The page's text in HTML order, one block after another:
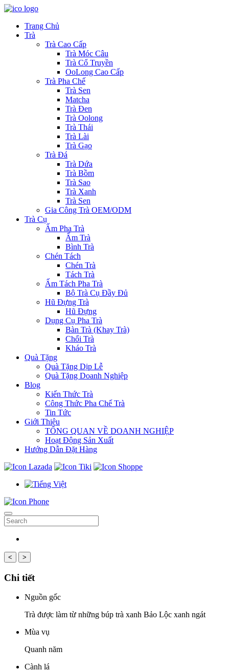
Trang Chủ
Trà
Trà Cao Cấp
Trà Móc Câu
Trà Cổ Truyền
OoLong Cao Cấp
Trà Pha Chế
Trà Sen
Matcha
Trà Đen
Trà Oolong
Trà Thái
Trà Lài
Trà Gạo
Trà Đá
Trà Dứa
Trà Bồm
Trà Sao
Trà Xanh
Trà Sen
Gia Công Trà OEM/ODM
Trà Cụ
Ấm Pha Trà
Ấm Trà
Bình Trà
Chén Tách
Chén Trà
Tách Trà
Ấm Tách Pha Trà
Bộ Trà Cụ Đầy Đủ
Hũ Đựng Trà
Hũ Đựng
Dụng Cụ Pha Trà
Bàn Trà (Khay Trà)
Chổi Trà
Kháo Trà
Quà Tặng
Quà Tặng Dịp Lễ
Quà Tặng Doanh Nghiệp
Blog
Kiến Thức Trà
Công Thức Pha Chế Trà
Tin Tức
Giới Thiệu
TỔNG QUAN VỀ DOANH NGHIỆP
Hoạt Động Sản Xuất
Hướng Dẫn Đặt Hàng
< >
Chi tiết
Nguồn gốc
Trà được làm từ những búp trà xanh Bảo Lộc xanh ngát
Mùa vụ
Quanh năm
Cành lá